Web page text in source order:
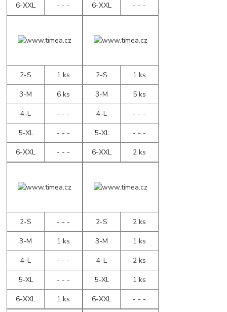
6-XXL
- - -
6-XXL
- - -
2-S
1 ks
3-M
6 ks
4-L
- - -
5-XL
- - -
6-XXL
- - -
2-S
1 ks
3-M
5 ks
4-L
- - -
5-XL
- - -
6-XXL
2 ks
2-S
- - -
3-M
1 ks
4-L
- - -
5-XL
- - -
6-XXL
1 ks
2-S
2 ks
3-M
1 ks
4-L
2 ks
5-XL
1 ks
6-XXL
- - -